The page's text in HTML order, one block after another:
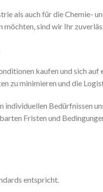
als auch für die Chemie-
sind wir Ihr
kaufen und sich
zu minimieren und die
Bedürfnissen
Fristen und
entspricht.